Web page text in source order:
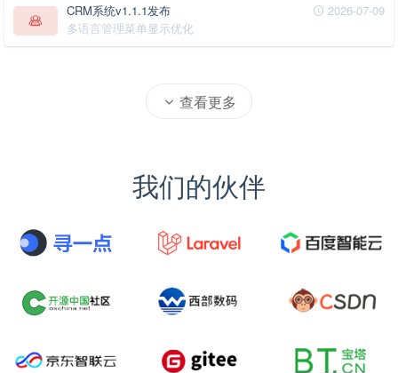
2026-07-09
CRM系统v1.1.1发布
多语言管理菜单显示优化
查看更多
我们的伙伴